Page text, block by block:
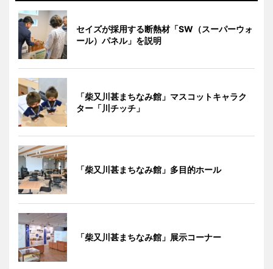
セイズが採用する断熱材「SW（スーパーウォ
ール）パネル」を説明
「柴又川甚まちなみ館」マスコットキャラク
ター「川チッチ」
「柴又川甚まちなみ館」多目的ホール
「柴又川甚まちなみ館」展示コーナー